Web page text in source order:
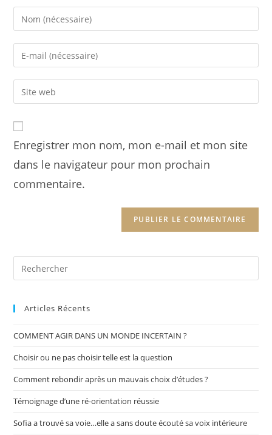
Enter
your
name
comment
Enter
your
email
address
Enter
your
URL
(optional)
Enregistrer mon nom, mon e-mail et mon site
dans le navigateur pour mon prochain
commentaire.
Search
for:
Articles Récents
COMMENT AGIR DANS UN MONDE INCERTAIN ?
Choisir ou ne pas choisir telle est la question
Comment rebondir après un mauvais choix d’études ?
Témoignage d’une ré-orientation réussie
Sofia a trouvé sa voie…elle a sans doute écouté sa voix intérieure